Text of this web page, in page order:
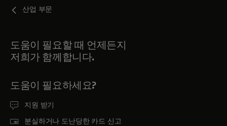
산업 부문
도움이 필요할 때 언제든지
저희가 함께합니다.
도움이 필요하세요?
지원 받기
분실하거나 도난당한 카드 신고